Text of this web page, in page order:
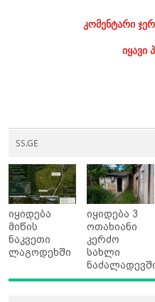
კომენტარი
იყავი
SS.GE
იყიდება
მიწის
ნაკვეთი
ლაგოდეხში
იყიდება 3
ოთახიანი
კერძო
სახლი